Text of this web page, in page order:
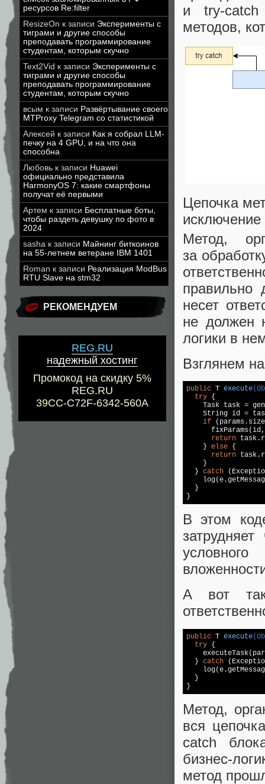
ресурсов Re:filter
ResizeOn к записи Эксперименты с
тиграми и другие способы
преподавать программирование
студентам, которым скучно
Text2Vid к записи Эксперименты с
тиграми и другие способы
преподавать программирование
студентам, которым скучно
всым к записи Развёртывание своего
MTProxy Telegram со статистикой
Алексей к записи Как я собрал LLM-
печку на 4 GPU, и на что она
способна
Любовь к записи Huawei
официально представила
HarmonyOS 7: какие смартфоны
получат её первыми
Артем к записи Бесплатные боты,
чтобы раздеть девушку по фото в
2024
sasha к записи Майнинг биткоинов
на 55-летнем ветеране IBM 1401
Roman к записи Реализация ModBus
RTU Slave на stm32
РЕКОМЕНДУЕМ
REG.RU
надежный хостинг
Промокод на скидку 5%
REG.RU
39CC-C72F-6342-560A
и
методов,
Цепочка
исключение
Метод,
за
правильно
несет
не должен
логики в
Взглянем
public T execute
try {
Task task =
String id =
if
return
    }
else {
return
    }
  }
catch
  }
}
В этом
А вот так
public T execute
try {
  }
catch
  }
}
Метод,
вся
catch
метод